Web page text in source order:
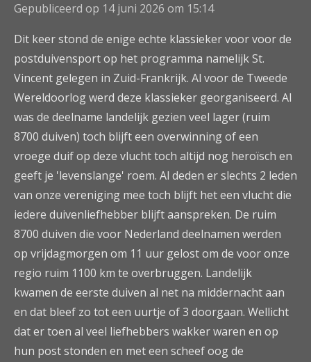
Gepubliceerd op 14 juni 2026 om 15:14
Dit keer stond de enige echte klassieker voor voor de
postduivensport op het programma namelijk St.
Vincent gelegen in Zuid-Frankrijk. Al voor de Tweede
Wereldoorlog werd deze klassieker georganiseerd. Al
was de deelname landelijk gezien veel lager (ruim
8700 duiven) toch blijft een overwinning of een
vroege duif op deze vlucht toch altijd nog heroïsch en
geeft je 'levenslange' roem. Al deden er slechts 2 leden
van onze vereniging mee toch blijft het een vlucht die
iedere duivenliefhebber blijft aanspreken. De ruim
8700 duiven die voor Nederland deelnamen werden
op vrijdagmorgen om 11 uur gelost om de voor onze
regio ruim 1100 km te overbruggen. Landelijk
kwamen de eerste duiven al net na middernacht aan
en dat bleef zo tot een uurtje of 3 doorgaan. Wellicht
dat er toen al veel liefhebbers wakker waren en op
hun post stonden en met een scheef oog de